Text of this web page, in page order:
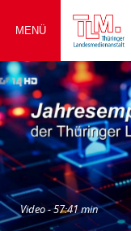
MENÜ
Video - 57:41 min